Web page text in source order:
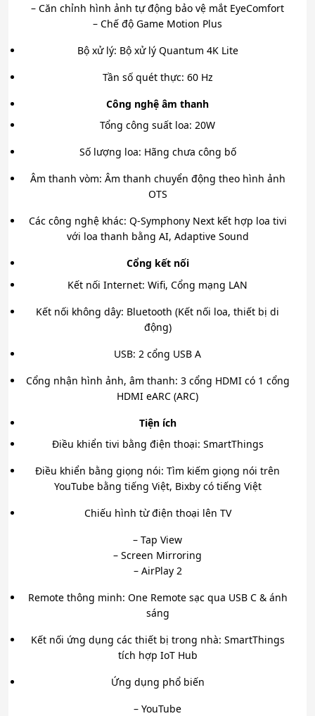
– Căn chỉnh hình ảnh tự động bảo vệ mắt EyeComfort
– Chế độ Game Motion Plus
Bộ xử lý: Bộ xử lý Quantum 4K Lite
Tần số quét thực: 60 Hz
Công nghệ âm thanh
Tổng công suất loa: 20W
Số lượng loa: Hãng chưa công bố
Âm thanh vòm: Âm thanh chuyển động theo hình ảnh
OTS
Các công nghệ khác: Q-Symphony Next kết hợp loa tivi
với loa thanh bằng AI, Adaptive Sound
Cổng kết nối
Kết nối Internet: Wifi, Cổng mạng LAN
Kết nối không dây: Bluetooth (Kết nối loa, thiết bị di
động)
USB: 2 cổng USB A
Cổng nhận hình ảnh, âm thanh: 3 cổng HDMI có 1 cổng
HDMI eARC (ARC)
Tiện ích
Điều khiển tivi bằng điện thoại: SmartThings
Điều khiển bằng giọng nói: Tìm kiếm giọng nói trên
YouTube bằng tiếng Việt, Bixby có tiếng Việt
Chiếu hình từ điện thoại lên TV
– Tap View
– Screen Mirroring
– AirPlay 2
Remote thông minh: One Remote sạc qua USB C & ánh
sáng
Kết nối ứng dụng các thiết bị trong nhà: SmartThings
tích hợp IoT Hub
Ứng dụng phổ biến
– YouTube